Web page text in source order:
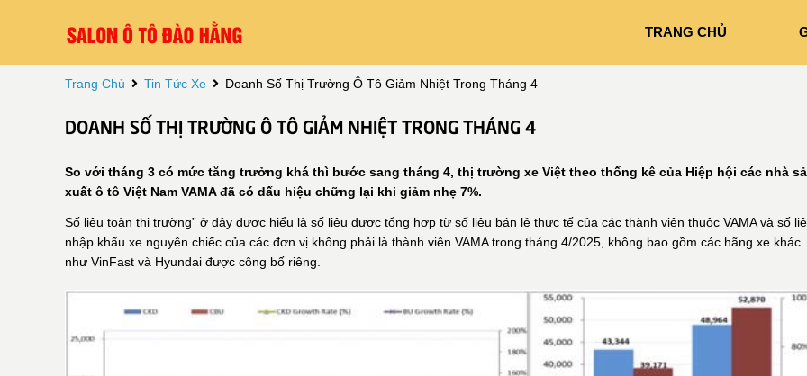
TRANG CHỦ
Trang Chủ Tin Tức Xe Doanh Số Thị Trường Ô Tô Giảm Nhiệt Trong Tháng 4
DOANH SỐ THỊ TRƯỜNG Ô TÔ GIẢM NHIỆT TRONG THÁNG 4
So với tháng 3 có mức tăng trưởng khá thì bước sang tháng 4, thị trường xe Việt theo thống kê của Hiệp hội các nhà
xuất ô tô Việt Nam VAMA đã có dấu hiệu chững lại khi giảm nhẹ 7%.
Số liệu toàn thị trường” ở đây được hiểu là số liệu được tổng hợp từ số liệu bán lẻ thực tế của các thành viên thuộc VAMA và số
nhập khẩu xe nguyên chiếc của các đơn vị không phải là thành viên VAMA trong tháng 4/2025, không bao gồm các hãng xe khác
như VinFast và Hyundai được công bố riêng.